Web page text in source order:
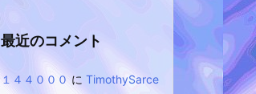
最近のコメント
１４４０００ に TimothySarce